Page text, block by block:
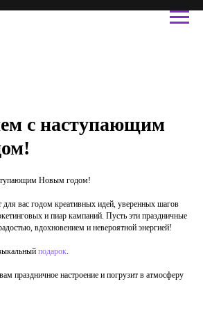
с наступающим
Новым годом!
для вас годом креативных идей, уверенных шагов
и пиар кампаний. Пусть эти праздничные
вдохновением и невероятной энергией!
подарок.
праздничное настроение и погрузит в атмосферу